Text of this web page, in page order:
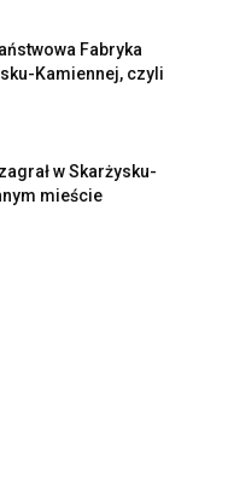
Fabryka
Kamiennej, czyli
w Skarżysku-
mieście